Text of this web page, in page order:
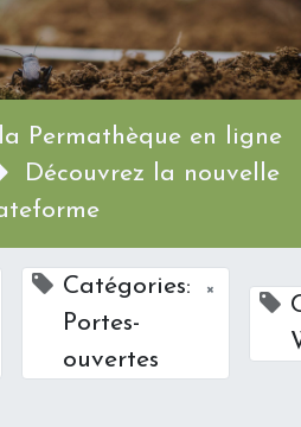
Permathèque en ligne
Découvrez la nouvelle
Catégories:
Portes-
ouvertes
×